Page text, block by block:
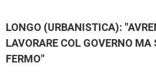
LONGO (URBANISTICA):
LAVORARE COL GOVERNO MA
FERMO"